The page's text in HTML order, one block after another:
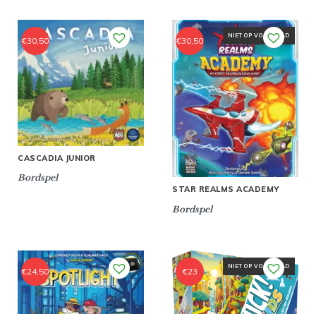
CASCADIA JUNIOR
Bordspel
€30,50
NIET OP VOORRAAD
STAR REALMS ACADEMY
Bordspel
€30,50
€24,50
NIET OP VOORRAAD
€23